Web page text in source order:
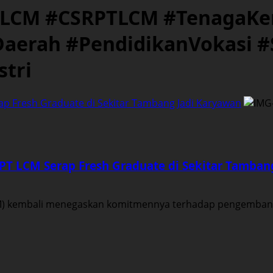
#CSRPTLCM
#PendidikanVokasi
Fresh Graduate di Sekitar Tambang Jadi Karyawan
LCM Serap Fresh Graduate di Sekitar
kembali menegaskan komitmennya terhadap